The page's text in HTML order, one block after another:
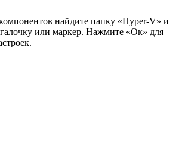
найдите папку «Hyper-V» и
или маркер. Нажмите «Ок» для